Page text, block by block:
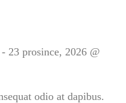
- 23 prosince, 2026 @
odio at dapibus.